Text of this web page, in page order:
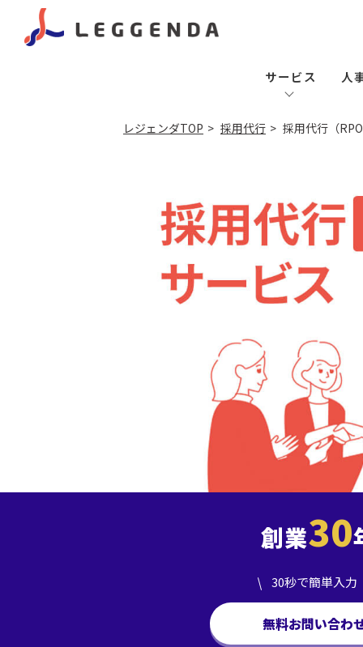
サービス 人
レジェンダTOP 採用代行 採用代行（
創業30
30秒で簡単入力
無料お問い合わ